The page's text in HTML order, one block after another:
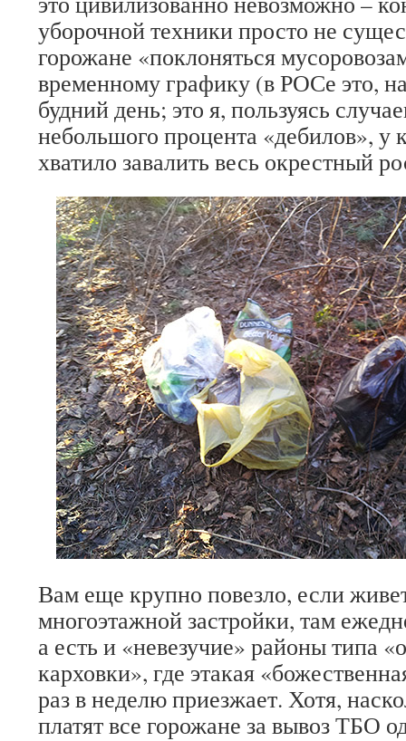
уборочной техники просто не
горожане «поклоняться
временному графику (в РОСе это,
будний день; это я, пользуясь
небольшого процента «дебилов», у
хватило завалить весь окрестный
Вам еще крупно повезло, если
многоэтажной застройки, там
а есть и «невезучие» районы типа
карховки», где этакая
раз в неделю приезжает. Хотя,
платят все горожане за вывоз ТБО